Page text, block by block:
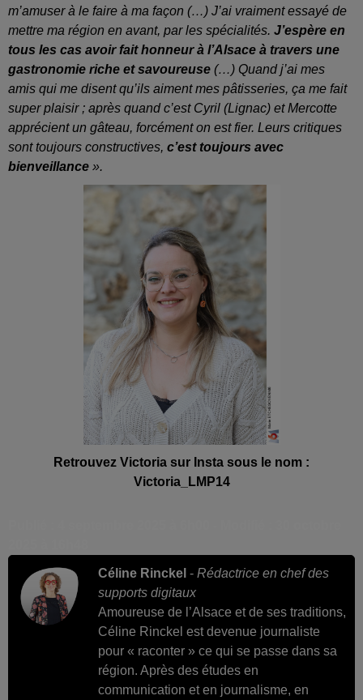
m’amuser à le faire à ma façon (…) J’ai vraiment essayé de
mettre ma région en avant, par les spécialités. J’espère en
tous les cas avoir fait honneur à l’Alsace à travers une
gastronomie riche et savoureuse (…) Quand j’ai mes
amis qui me disent qu’ils aiment mes pâtisseries, ça me fait
super plaisir ; après quand c’est Cyril (Lignac) et Mercotte
apprécient un gâteau, forcément on est fier. Leurs critiques
sont toujours constructives, c’est toujours avec
bienveillance ».
Retrouvez Victoria sur Insta sous le nom :
Victoria_LMP14
Céline Rinckel - Rédactrice en chef des
supports digitaux
Amoureuse de l’Alsace et de ses traditions,
Céline Rinckel est devenue journaliste
pour « raconter » ce qui se passe dans sa
région. Après des études en
communication et en journalisme, en